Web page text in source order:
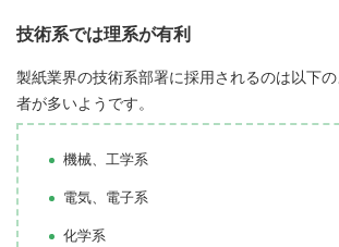
技術系では理系が有利
製紙業界の技術系部署に採用されるのは以下
者が多いようです。
機械、工学系
電気、電子系
化学系